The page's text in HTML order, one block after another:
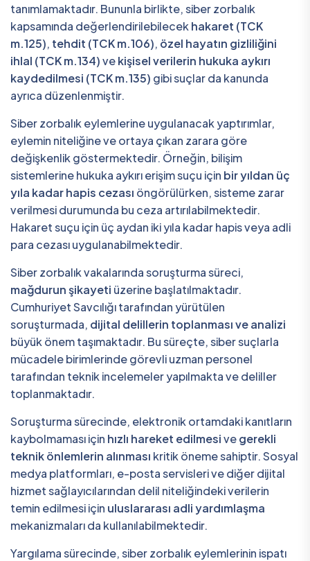
tanımlamaktadır. Bununla birlikte, siber zorbalık
kapsamında değerlendirilebilecek hakaret (TCK
m.125), tehdit (TCK m.106), özel hayatın gizliliğini
ihlal (TCK m.134)vekişisel verilerin hukuka aykırı
kaydedilmesi (TCK m.135) gibi suçlar da kanunda
ayrıca düzenlenmiştir.
Siber zorbalık eylemlerine uygulanacak yaptırımlar,
eylemin niteliğine ve ortaya çıkan zarara göre
değişkenlik göstermektedir. Örneğin, bilişim
sistemlerine hukuka aykırı erişim suçu için bir yıldan üç
yıla kadar hapis cezası öngörülürken, sisteme zarar
verilmesi durumunda bu ceza artırılabilmektedir.
Hakaret suçu için üç aydan iki yıla kadar hapis veya adli
para cezası uygulanabilmektedir.
Siber zorbalık vakalarında soruşturma süreci,
mağdurun şikayeti üzerine başlatılmaktadır.
Cumhuriyet Savcılığı tarafından yürütülen
soruşturmada, dijital delillerin toplanması ve analizi
büyük önem taşımaktadır. Bu süreçte, siber suçlarla
mücadele birimlerinde görevli uzman personel
tarafından teknik incelemeler yapılmakta ve deliller
toplanmaktadır.
Soruşturma sürecinde, elektronik ortamdaki kanıtların
kaybolmaması için hızlı hareket edilmesivegerekli
teknik önlemlerin alınması kritik öneme sahiptir. Sosyal
medya platformları, e-posta servisleri ve diğer dijital
hizmet sağlayıcılarından delil niteliğindeki verilerin
temin edilmesi için uluslararası adli yardımlaşma
mekanizmaları da kullanılabilmektedir.
Yargılama sürecinde, siber zorbalık eylemlerinin ispatı